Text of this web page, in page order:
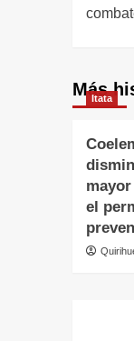
Más
Itata
el